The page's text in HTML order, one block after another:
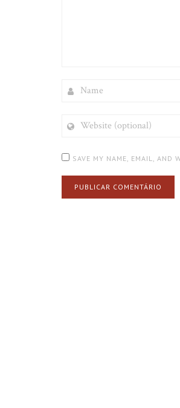
(OPTIONAL)
SAVE MY NAME, EMAIL, AND